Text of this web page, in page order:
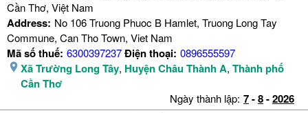
Cần Thơ, Việt Nam
Address: No 106 Truong Phuoc B Hamlet, Truong Long Tay
Commune, Can Tho Town, Viet Nam
Mã số thuế: 6300397237Điện thoại: 0896555597
Xã Trường Long Tây, Huyện Châu Thành A, Thành phố
Cần Thơ
Ngày thành lập: 7-8-2026